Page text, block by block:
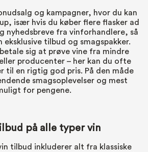
og kampagner, hvor du kan
især hvis du køber flere flasker ad
nyhedsbreve fra vinforhandlere, så
eksklusive tilbud og smagspakker.
sig at prøve vine fra mindre
producenter – her kan du ofte
til en rigtig god pris. På den måde
smagsoplevelser og mest
for pengene.
på alle typer vin
tilbud inkluderer alt fra klassiske